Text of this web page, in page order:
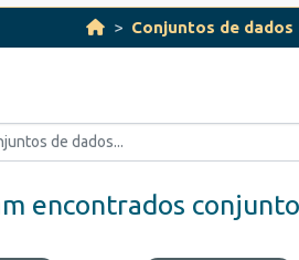
Conjuntos de dados
encontrados